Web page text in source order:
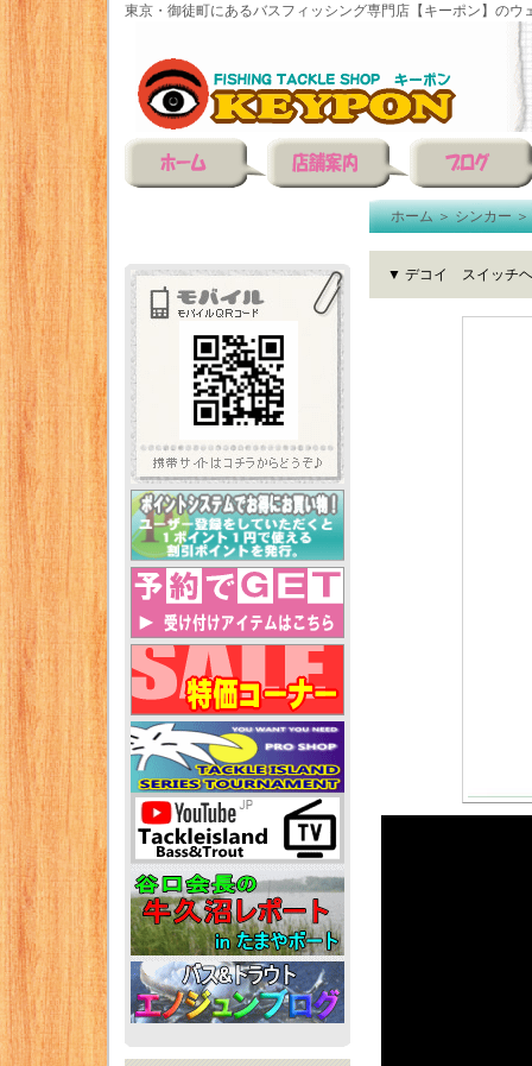
東京・御徒町にあるバスフィッシング専門店【キーポン】のウ
ホーム＞シンカー＞
▼ デコイ スイッチヘ